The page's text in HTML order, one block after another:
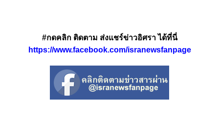
#กดคลิก ติดตาม ส่งแชร์ข่าวอิศรา ได้ที่นี่
https://www.facebook.com/isranewsfanpage